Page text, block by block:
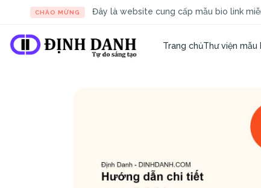
CHÀO MỪNG Đây là website cung cấp mẫu bio link
Trang chủThư viện mẫu